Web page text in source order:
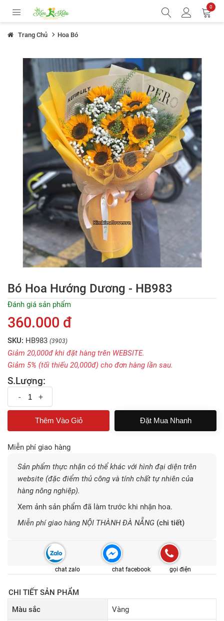
0
Trang Chủ Hoa Bó
Bó Hoa Hướng Dương - HB983
Đánh giá sản phẩm
360.000 đ
SKU: HB983 (3903)
Giảm 20,000đ khi đặt hàng trên WEBSITE.
Giảm 5% (tối thiếu 20,000đ) cho đơn hàng lần sau.
S.Lượng:
- +
Đặt Mua Nhanh
Miễn phí giao hàng
Sản phẩm thực nhận có thể khác với hình đại diện trên
website (đặc điểm thủ công và tính chất tự nhiên của
hàng nông nghiệp).
Xem ảnh sản phẩm đã làm trước khi nhận hoa.
Miễn phí giao hàng NỘI THÀNH ĐÀ NẴNG (chi tiết)
chat zalo chat facebook gọi điện
CHI TIẾT SẢN PHẨM
Màu sắc
Vàng